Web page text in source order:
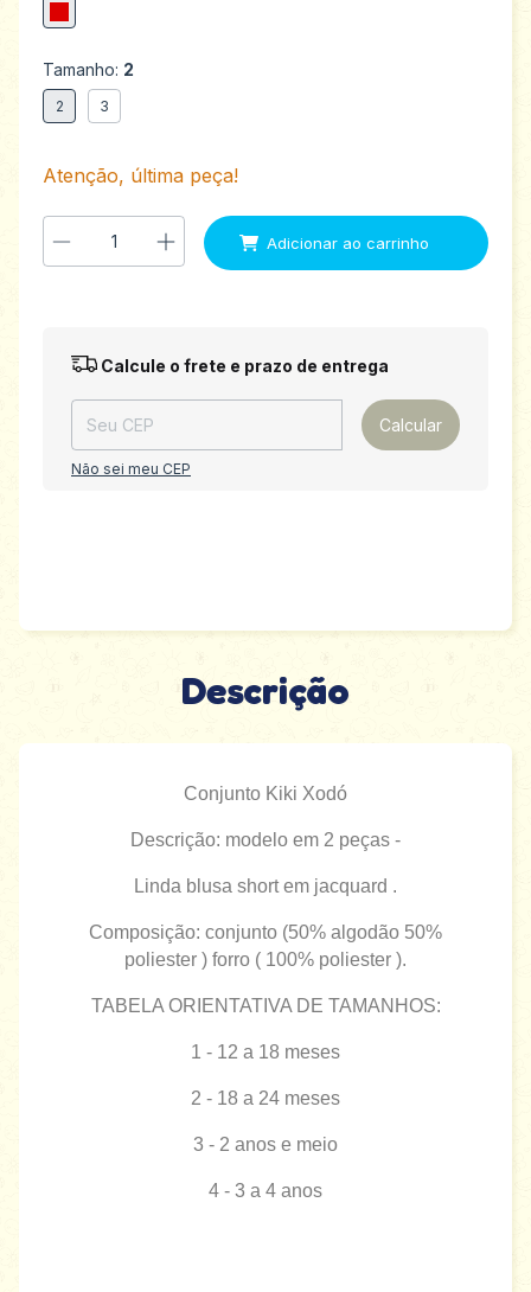
Tamanho: 2
2 3
Atenção, última peça!
Entregas para o CEP: Alterar CEP
Calcule o frete e prazo de entrega
Calcular
Não sei meu CEP
Descrição
Conjunto Kiki Xodó
Descrição: modelo em 2 peças -
Linda blusa short em jacquard .
Composição: conjunto (50% algodão 50%
poliester ) forro ( 100% poliester ).
TABELA ORIENTATIVA DE TAMANHOS:
1 - 12 a 18 meses
2 - 18 a 24 meses
3 - 2 anos e meio
4 - 3 a 4 anos